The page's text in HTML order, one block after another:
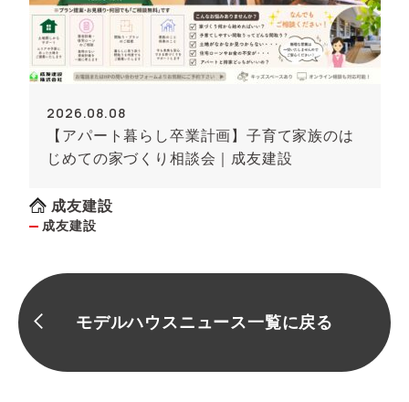
2026.08.08
【アパート暮らし卒業計画】子育て家族のは
じめての家づくり相談会｜成友建設
成友建設
成友建設
モデルハウスニュース一覧に戻る